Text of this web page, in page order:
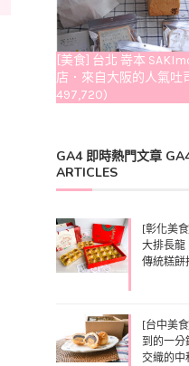
[美食] 台北 嵜本
店．來自大阪的人氣吐
497,720)
GA4 即時熱門文章
ARTICLES
[彰化美
大排長龍
傳統糕餅
[台中美
到的一分
交織的中